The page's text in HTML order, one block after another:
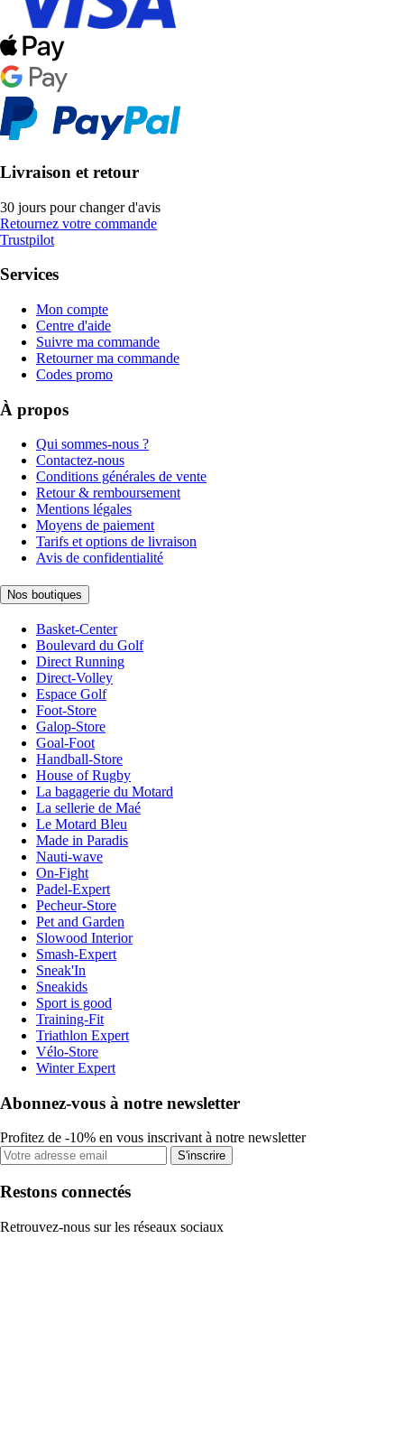
Livraison et retour
30 jours pour changer d'avis
Retournez votre commande
Trustpilot
Services
Mon compte
Centre d'aide
Suivre ma commande
Retourner ma commande
Codes promo
À propos
Qui sommes-nous ?
Contactez-nous
Conditions générales de vente
Retour & remboursement
Mentions légales
Moyens de paiement
Tarifs et options de livraison
Avis de confidentialité
Nos boutiques
Basket-Center
Boulevard du Golf
Direct Running
Direct-Volley
Espace Golf
Foot-Store
Galop-Store
Goal-Foot
Handball-Store
House of Rugby
La bagagerie du Motard
La sellerie de Maé
Le Motard Bleu
Made in Paradis
Nauti-wave
On-Fight
Padel-Expert
Pecheur-Store
Pet and Garden
Slowood Interior
Smash-Expert
Sneak'In
Sneakids
Sport is good
Training-Fit
Triathlon Expert
Vélo-Store
Winter Expert
Abonnez-vous à notre newsletter
Profitez de -10% en vous inscrivant à notre newsletter
S'inscrire
Restons connectés
Retrouvez-nous sur les réseaux sociaux